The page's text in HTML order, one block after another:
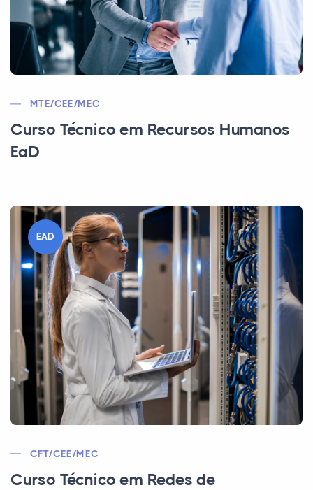
MTE/CEE/MEC
Curso Técnico em Recursos Humanos
EaD
EAD
CFT/CEE/MEC
Curso Técnico em Redes de